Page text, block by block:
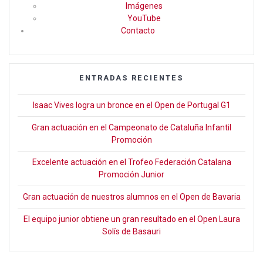
Imágenes
YouTube
Contacto
ENTRADAS RECIENTES
Isaac Vives logra un bronce en el Open de Portugal G1
Gran actuación en el Campeonato de Cataluña Infantil
Promoción
Excelente actuación en el Trofeo Federación Catalana
Promoción Junior
Gran actuación de nuestros alumnos en el Open de Bavaria
El equipo junior obtiene un gran resultado en el Open Laura
Solís de Basauri